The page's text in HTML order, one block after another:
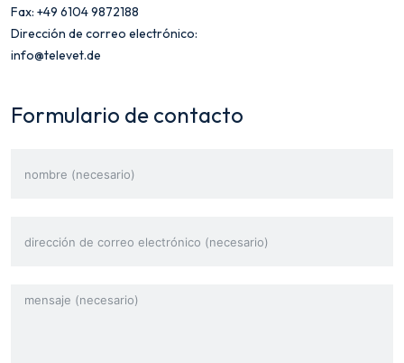
Fax: +49 6104 9872188
Dirección de correo electrónico:
info@televet.de
Formulario de contacto